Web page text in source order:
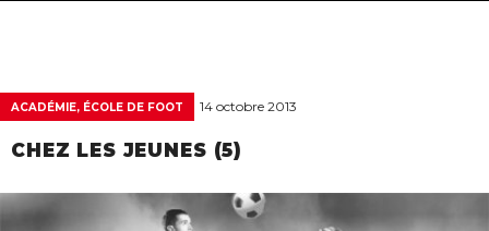
ACADÉMIE, ÉCOLE DE FOOT 14 octobre 2013
CHEZ LES JEUNES (5)